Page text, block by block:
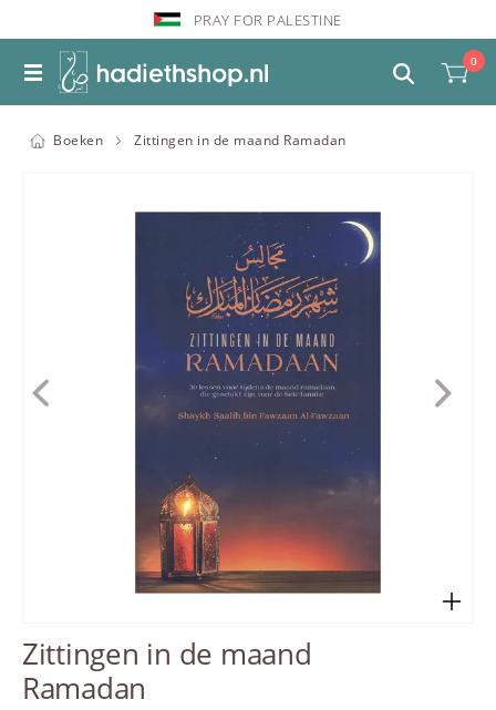
PRAY FOR PALESTINE
0
Boeken Zittingen in de maand Ramadan
Zittingen in de maand
Ramadan